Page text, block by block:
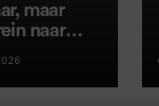
maar
naar
vertraagd